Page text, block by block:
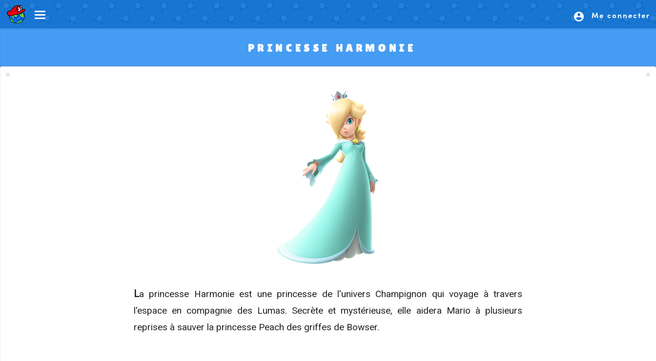
account_circle Me connecter
PRINCESSE HARMONIE
La princesse Harmonie est une princesse de l'univers Champignon qui voyage à travers
l'espace en compagnie des Lumas. Secrète et mystérieuse, elle aidera Mario à plusieurs
reprises à sauver la princesse Peach des griffes de Bowser.